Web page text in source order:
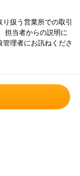
扱う営業所での取引
担当者からの説明に
理者にお訊ねくださ